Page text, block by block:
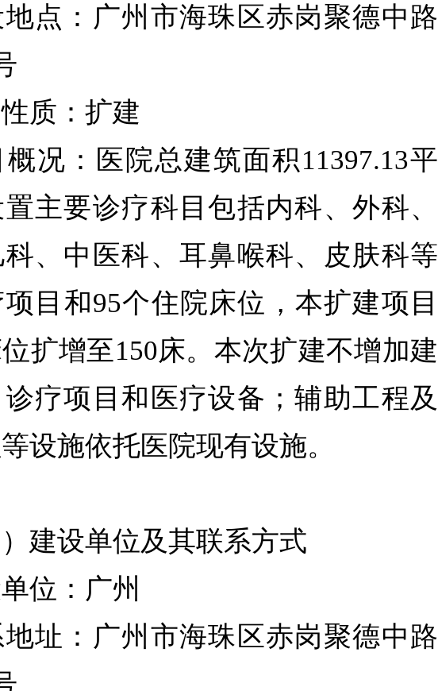
：广州市海珠区赤岗聚德中路
：扩建
：医院总建筑面积11397.13平
主要诊疗科目包括内科、外科、
、中医科、耳鼻喉科、皮肤科等
目和95个住院床位，本扩建项目
扩增至150床。本次扩建不增加建
疗项目和医疗设备；辅助工程及
设施依托医院现有设施。
设单位及其联系方式
：广州
：广州市海珠区赤岗聚德中路